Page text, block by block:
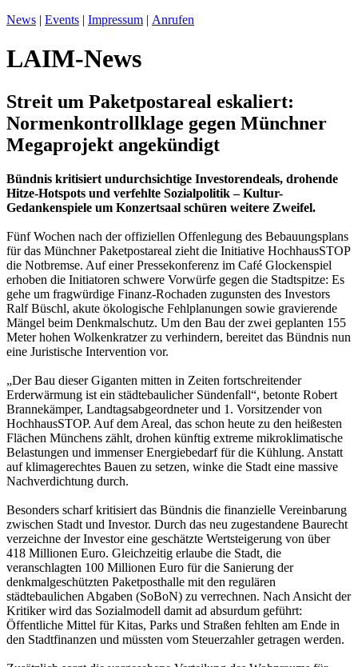
News | Events | Impressum | Anrufen
LAIM-News
Streit um Paketpostareal eskaliert:
Normenkontrollklage gegen Münchner
Megaprojekt angekündigt
Bündnis kritisiert undurchsichtige Investorendeals, drohende
Hitze-Hotspots und verfehlte Sozialpolitik – Kultur-
Gedankenspiele um Konzertsaal schüren weitere Zweifel.
Fünf Wochen nach der offiziellen Offenlegung des Bebauungsplans
für das Münchner Paketpostareal zieht die Initiative HochhausSTOP
die Notbremse. Auf einer Pressekonferenz im Café Glockenspiel
erhoben die Initiatoren schwere Vorwürfe gegen die Stadtspitze: Es
gehe um fragwürdige Finanz-Rochaden zugunsten des Investors
Ralf Büschl, akute ökologische Fehlplanungen sowie gravierende
Mängel beim Denkmalschutz. Um den Bau der zwei geplanten 155
Meter hohen Wolkenkratzer zu verhindern, bereitet das Bündnis nun
eine Juristische Intervention vor.
„Der Bau dieser Giganten mitten in Zeiten fortschreitender
Erderwärmung ist ein städtebaulicher Sündenfall“, betonte Robert
Brannekämper, Landtagsabgeordneter und 1. Vorsitzender von
HochhausSTOP. Auf dem Areal, das schon heute zu den heißesten
Flächen Münchens zählt, drohen künftig extreme mikroklimatische
Belastungen und immenser Energiebedarf für die Kühlung. Anstatt
auf klimagerechtes Bauen zu setzen, winke die Stadt eine massive
Nachverdichtung durch.
Besonders scharf kritisiert das Bündnis die finanzielle Vereinbarung
zwischen Stadt und Investor. Durch das neu zugestandene Baurecht
verzeichne der Investor eine geschätzte Wertsteigerung von über
418 Millionen Euro. Gleichzeitig erlaube die Stadt, die
veranschlagten 100 Millionen Euro für die Sanierung der
denkmalgeschützten Paketposthalle mit den regulären
städtebaulichen Abgaben (SoBoN) zu verrechnen. Nach Ansicht der
Kritiker wird das Sozialmodell damit ad absurdum geführt:
Öffentliche Mittel für Kitas, Parks und Straßen fehlten am Ende in
den Stadtfinanzen und müssten vom Steuerzahler getragen werden.